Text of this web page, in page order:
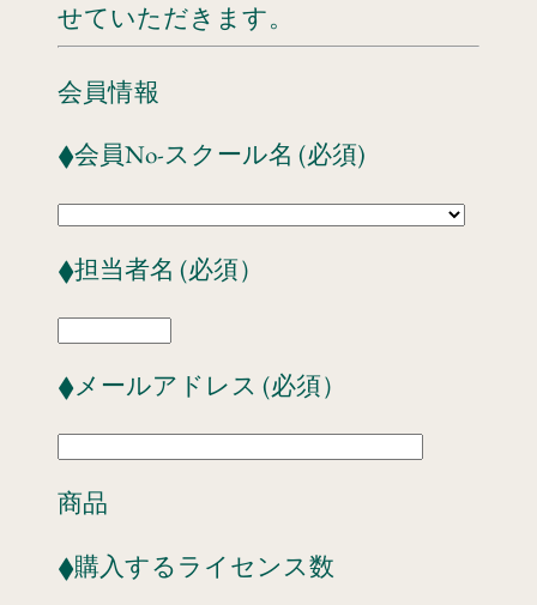
せていただきます。
会員情報
◆会員No-スクール名 (必須)
◆担当者名 (必須）
◆メールアドレス (必須）
商品
◆購入するライセンス数